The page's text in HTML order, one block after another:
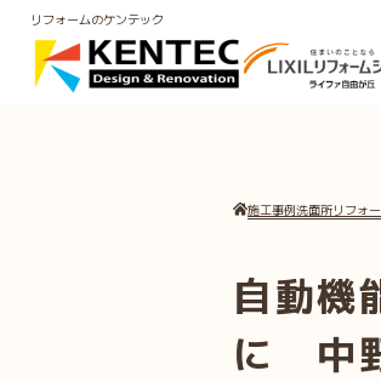
リフォームのケンテック
施工事例洗面所リフォ
自動機
に 中